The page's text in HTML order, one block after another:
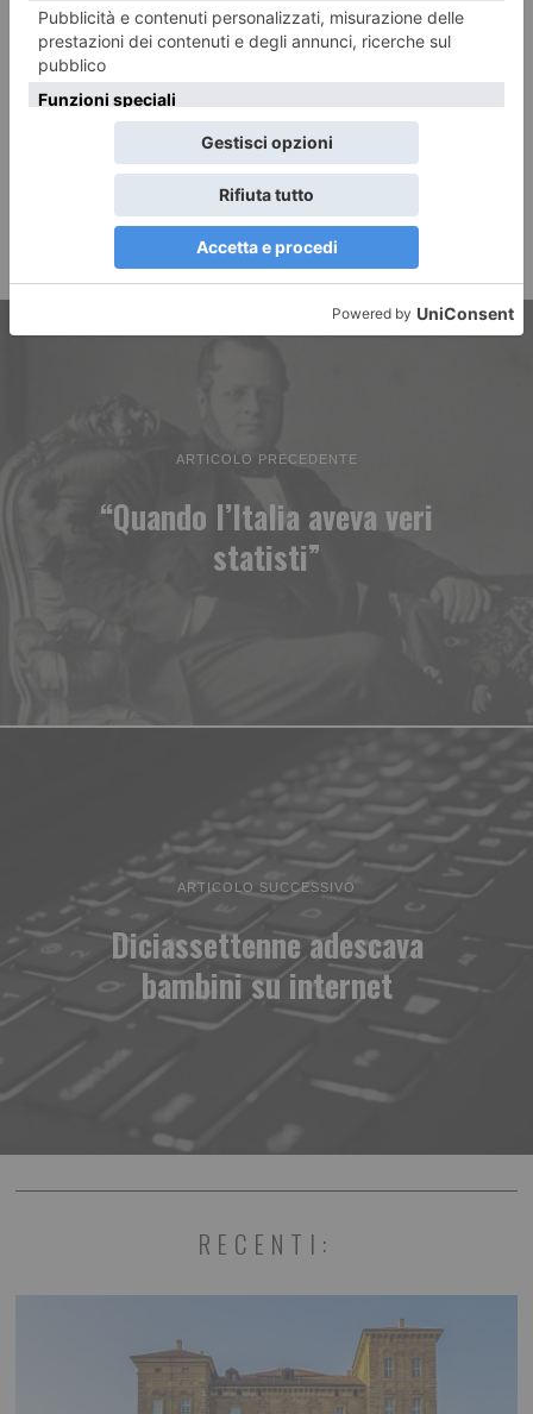
ARTICOLO PRECEDENTE
“Quando l’Italia aveva veri
statisti”
ARTICOLO SUCCESSIVO
Diciassettenne adescava
bambini su internet
RECENTI: